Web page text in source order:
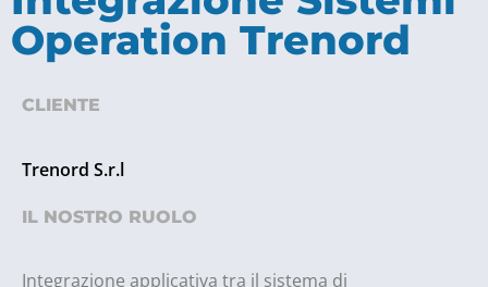
Operation Trenord
CLIENTE
Trenord S.r.l
IL NOSTRO RUOLO
Integrazione applicativa tra il sistema di